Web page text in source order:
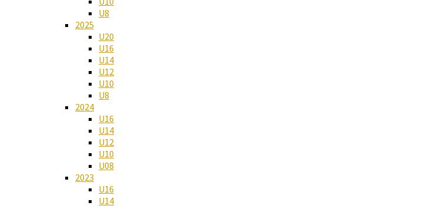
U8
2025
U20
U16
U14
U12
U10
U8
2024
U16
U14
U12
U10
U08
2023
U16
U14